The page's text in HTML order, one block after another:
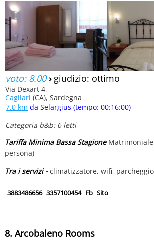
voto: 8.00› giudizio: ottimo
Via Dexart 4,
Cagliari (CA), Sardegna
7.0 km da Selargius (tempo: 00:16:00)
Categoria b&b: 6 letti
Tariffa Minima Bassa StagioneMatrimoniale
persona)
Tra i servizi -climatizzatore, wifi, parcheggio
3883486656 3357100454 Fb Sito
8. Arcobaleno Rooms